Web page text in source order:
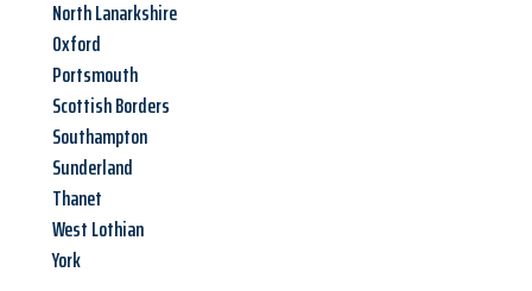
North Lanarkshire
Oxford
Portsmouth
Scottish Borders
Southampton
Sunderland
Thanet
West Lothian
York